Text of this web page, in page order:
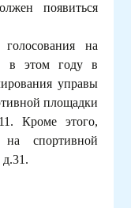
появиться
на
в этом году в
управы
площадки
Кроме этого,
спортивной